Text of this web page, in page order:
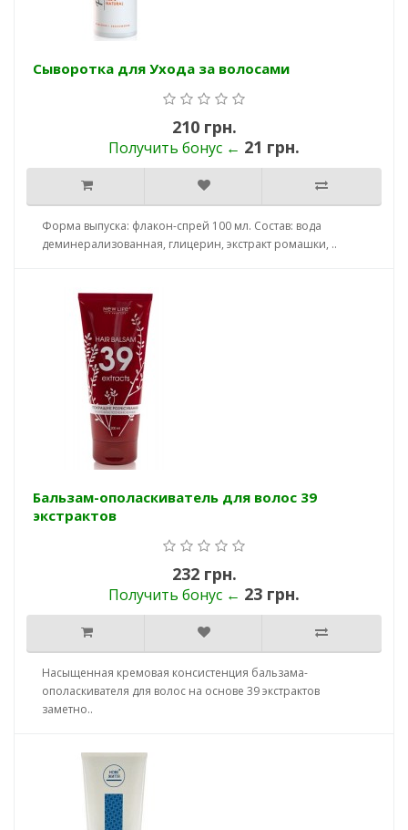
Сыворотка для Ухода за волосами
210 грн.
Получить бонус ← 21 грн.
Форма выпуска: флакон-спрей 100 мл. Состав: вода
деминерализованная, глицерин, экстракт ромашки, ..
Бальзам-ополаскиватель для волос 39
экстрактов
232 грн.
Получить бонус ← 23 грн.
Насыщенная кремовая консистенция бальзама-
ополаскивателя для волос на основе 39 экстрактов
заметно..